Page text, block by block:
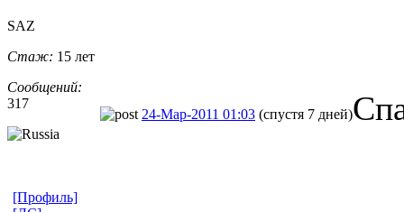
SAZ
Стаж: 15 лет
Сообщений:
317
24-Мар-2011 01:03 (спустя 7 дней)
[Профиль]